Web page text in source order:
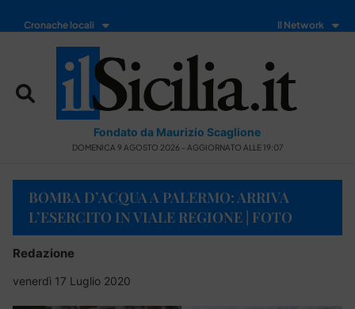
Cronache locali Il Network
Fondato da Maurizio Scaglione
DOMENICA 9 AGOSTO 2026 - AGGIORNATO ALLE 19:07
BOMBA D’ACQUA A PALERMO: ARRIVA
L’ESERCITO IN VIALE REGIONE | FOTO
Redazione
venerdì 17 Luglio 2020